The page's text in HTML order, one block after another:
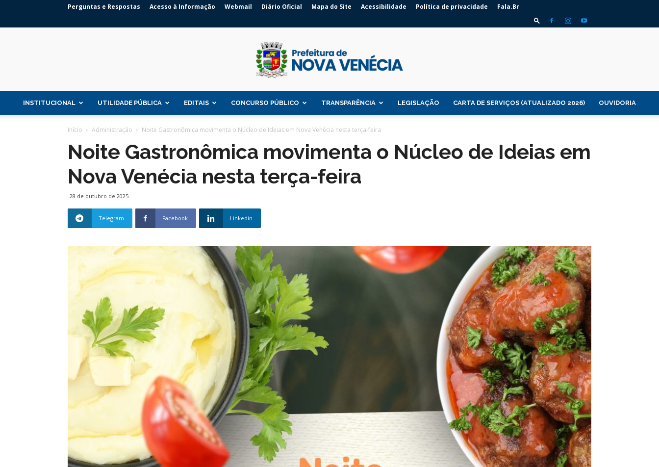
Perguntas e Respostas Acesso à Informação Webmail Diário Oficial Mapa do Site Acessibilidade Política de privacidade Fala.Br
de
INSTITUCIONAL UTILIDADE PÚBLICA EDITAIS CONCURSO PÚBLICO TRANSPARÊNCIA LEGISLAÇÃO CARTA DE SERVIÇOS (ATUALIZADO 2026) OUVIDORIA
Início Administração Noite Gastronômica movimenta o Núcleo de Ideias em Nova Venécia nesta terça-feira
Noite Gastronômica movimenta o Núcleo de Ideias em
Nova Venécia nesta terça-feira
28 de outubro de 2025
Telegram Facebook Linkedin